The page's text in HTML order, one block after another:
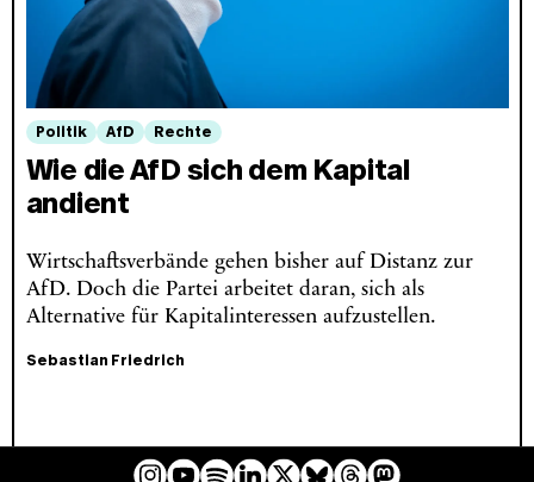
Politik AfD Rechte
Wie die AfD sich dem Kapital
andient
Wirtschaftsverbände gehen bisher auf Distanz zur
AfD. Doch die Partei arbeitet daran, sich als
Alternative für Kapitalinteressen aufzustellen.
Sebastian Friedrich